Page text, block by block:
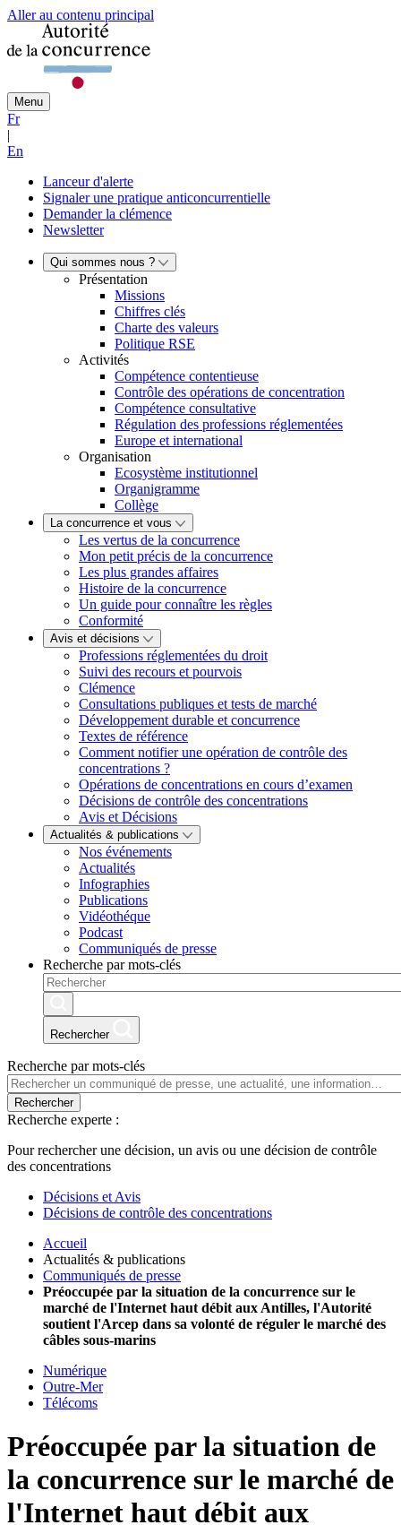
Aller au contenu principal
Menu
Fr
|
En
Lanceur d'alerte
Signaler une pratique anticoncurrentielle
Demander la clémence
Newsletter
Qui sommes nous ?
Présentation
Missions
Chiffres clés
Charte des valeurs
Politique RSE
Activités
Compétence contentieuse
Contrôle des opérations de concentration
Compétence consultative
Régulation des professions réglementées
Europe et international
Organisation
Ecosystème institutionnel
Organigramme
Collège
La concurrence et vous
Les vertus de la concurrence
Mon petit précis de la concurrence
Les plus grandes affaires
Histoire de la concurrence
Un guide pour connaître les règles
Conformité
Avis et décisions
Professions réglementées du droit
Suivi des recours et pourvois
Clémence
Consultations publiques et tests de marché
Développement durable et concurrence
Textes de référence
Comment notifier une opération de contrôle des
concentrations ?
Opérations de concentrations en cours d’examen
Décisions de contrôle des concentrations
Avis et Décisions
Actualités & publications
Nos événements
Actualités
Infographies
Publications
Vidéothéque
Podcast
Communiqués de presse
Recherche par mots-clés
Rechercher
Recherche par mots-clés
Rechercher
Recherche experte :
Pour rechercher une décision, un avis ou une décision de contrôle
des concentrations
Décisions et Avis
Décisions de contrôle des concentrations
Accueil
Actualités & publications
Communiqués de presse
Préoccupée par la situation de la concurrence sur le
marché de l'Internet haut débit aux Antilles, l'Autorité
soutient l'Arcep dans sa volonté de réguler le marché des
câbles sous-marins
Numérique
Outre-Mer
Télécoms
Préoccupée par la situation de
la concurrence sur le marché de
l'Internet haut débit aux